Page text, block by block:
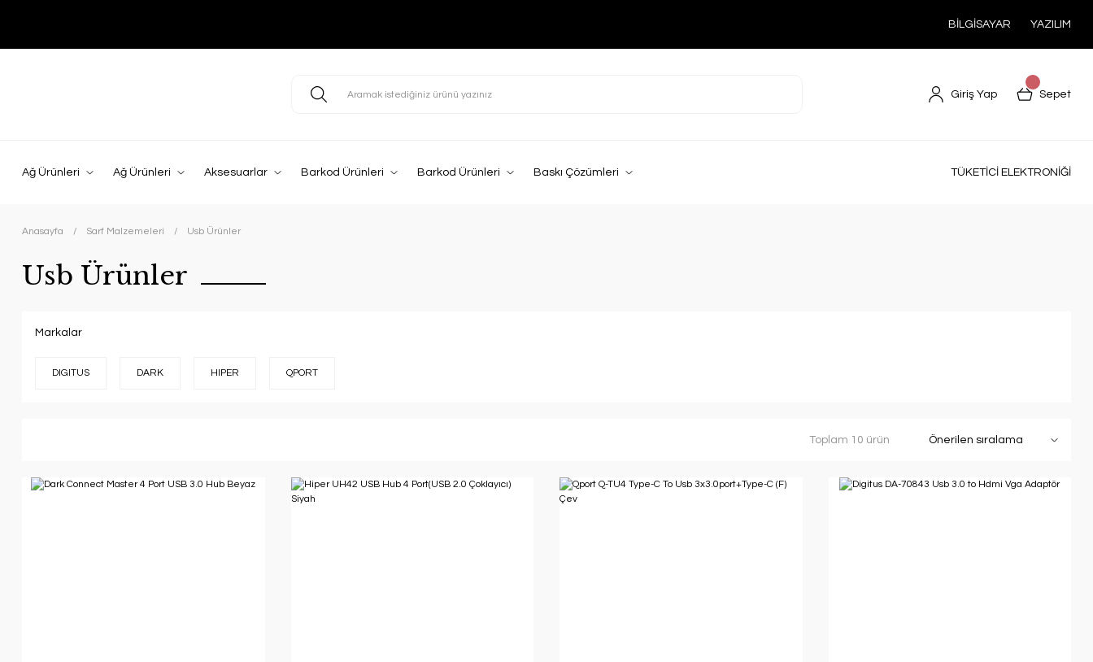
BİLGİSAYAR YAZILIM
Giriş Yap Sepet
Ağ Ürünleri Ağ Ürünleri Aksesuarlar Barkod Ürünleri Barkod Ürünleri Baskı Çözümleri TÜKETİCİ ELEKTRONİĞİ
Anasayfa Sarf Malzemeleri Usb Ürünler
Usb Ürünler
Markalar
DIGITUS DARK HIPER QPORT
Toplam 10 ürün